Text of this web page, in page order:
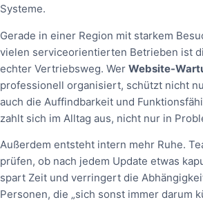
Systeme.
Gerade in einer Region mit starkem
vielen serviceorientierten Betrieben ist
echter Vertriebsweg. Wer Website-
professionell organisiert, schützt nicht
auch die Auffindbarkeit und
zahlt sich im Alltag aus, nicht nur in
Außerdem entsteht intern mehr Ruhe.
prüfen, ob nach jedem Update etwas
spart Zeit und verringert die
Personen, die „sich sonst immer darum